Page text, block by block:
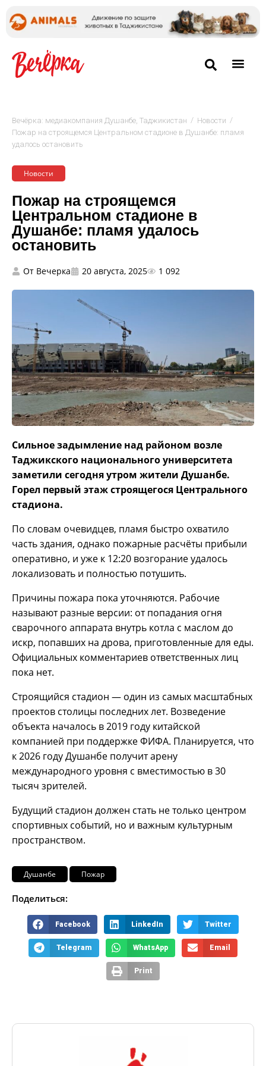
Вечёрка: медиакомпания Душанбе, Таджикистан / Новости /
Пожар на строящемся Центральном стадионе в Душанбе: пламя
удалось остановить
Новости
Пожар на строящемся
Центральном стадионе в
Душанбе: пламя удалось
остановить
От Вечерка 20 августа, 2025 1 092
Сильное задымление над районом возле
Таджикского национального университета
заметили сегодня утром жители Душанбе.
Горел первый этаж строящегося Центрального
стадиона.
По словам очевидцев, пламя быстро охватило
часть здания, однако пожарные расчёты прибыли
оперативно, и уже к 12:20 возгорание удалось
локализовать и полностью потушить.
Причины пожара пока уточняются. Рабочие
называют разные версии: от попадания огня
сварочного аппарата внутрь котла с маслом до
искр, попавших на дрова, приготовленные для еды.
Официальных комментариев ответственных лиц
пока нет.
Строящийся стадион — один из самых масштабных
проектов столицы последних лет. Возведение
объекта началось в 2019 году китайской
компанией при поддержке ФИФА. Планируется, что
к 2026 году Душанбе получит арену
международного уровня с вместимостью в 30
тысяч зрителей.
Будущий стадион должен стать не только центром
спортивных событий, но и важным культурным
пространством.
Душанбе Пожар
Поделиться:
Facebook LinkedIn Twitter
Telegram WhatsApp Email
Print